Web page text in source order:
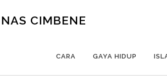
CIMBENE
CARA GAYA HIDUP